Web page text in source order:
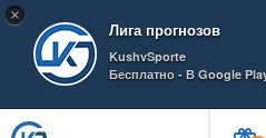
×
Лига прогнозов
KushvSporte
Бесплатно - В Google